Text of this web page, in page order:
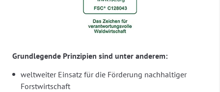
Grundlegende Prinzipien sind unter anderem:
weltweiter Einsatz für die Förderung nachhaltiger
Forstwirtschaft